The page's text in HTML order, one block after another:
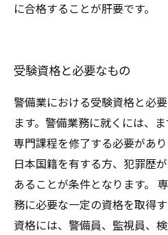
に合格することが肝要です。
受験資格と必要なもの
警備業における受験資格と必
ます。警備業務に就くには、
専門課程を修了する必要があ
日本国籍を有する方、犯罪歴
あることが条件となります。
務に必要な一定の資格を取得
資格には、警備員、監視員、